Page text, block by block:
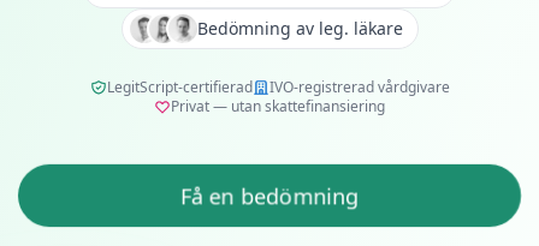
Bedömning av leg. läkare
LegitScript-certifierad
IVO-registrerad vårdgivare
Privat — utan skattefinansiering
Få en bedömning